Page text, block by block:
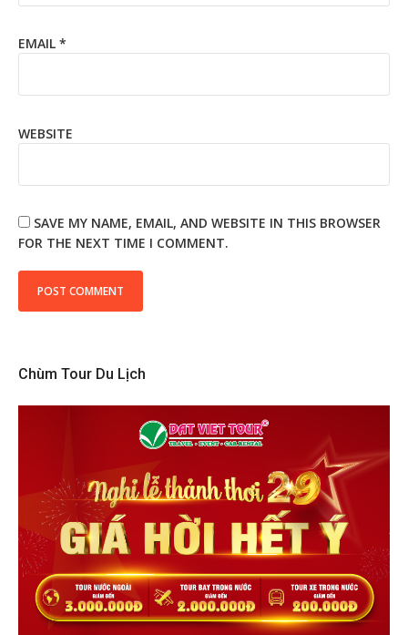
EMAIL *
WEBSITE
SAVE MY NAME, EMAIL, AND WEBSITE IN THIS BROWSER
FOR THE NEXT TIME I COMMENT.
Chùm Tour Du Lịch